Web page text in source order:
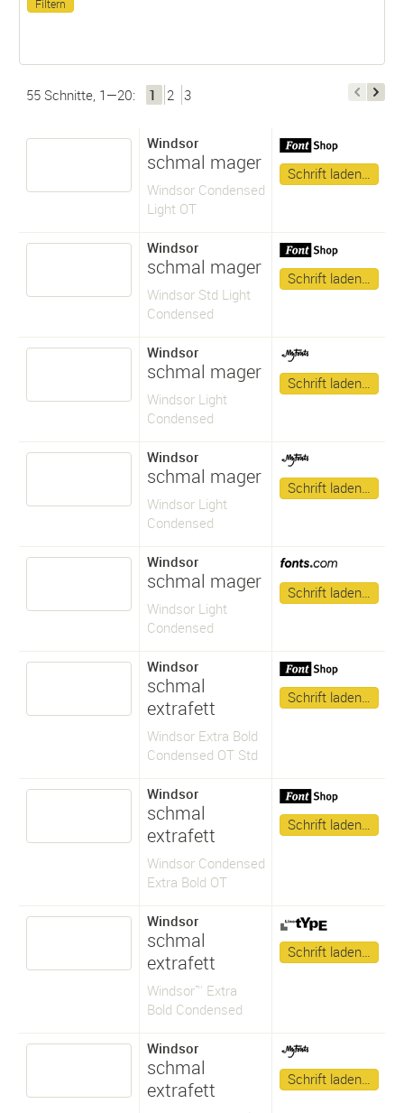
55 Schnitte, 1—20: 1 2 3
Windsor
schmal mager
Windsor Condensed
Light OT
Schrift laden…
Windsor
schmal mager
Windsor Std Light
Condensed
Schrift laden…
Windsor
schmal mager
Windsor Light
Condensed
Schrift laden…
Windsor
schmal mager
Windsor Light
Condensed
Schrift laden…
Windsor
schmal mager
Windsor Light
Condensed
Schrift laden…
Windsor
schmal
extrafett
Windsor Extra Bold
Condensed OT Std
Schrift laden…
Windsor
schmal
extrafett
Windsor Condensed
Extra Bold OT
Schrift laden…
Windsor
schmal
extrafett
Windsor™ Extra
Bold Condensed
Schrift laden…
Windsor
schmal
extrafett
Schrift laden…